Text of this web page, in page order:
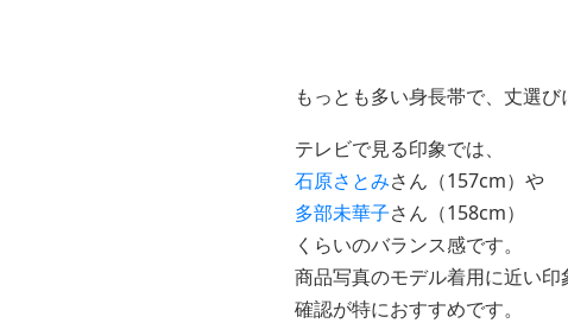
もっとも多い身長帯で、丈選
テレビで見る印象では、
石原さとみさん（157cm）や
多部未華子さん（158cm）
くらいのバランス感です。
商品写真のモデル着用に近い
確認が特におすすめです。